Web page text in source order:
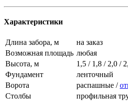
Характеристики
Длина забора, м
на заказ
Возможная площадь любая
Высота, м
1,5 / 1,8 / 2,0 /
Фундамент
ленточный
Ворота
распашные /
Столбы
профильная